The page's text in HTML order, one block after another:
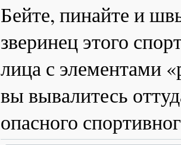
Бейте, пинайте и
зверинец этого
лица с элементами
вы вывалитесь
опасного